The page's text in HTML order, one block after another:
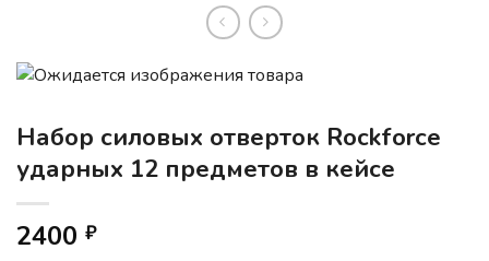
Набор силовых отверток Rockforce
ударных 12 предметов в кейсе
2400 ₽